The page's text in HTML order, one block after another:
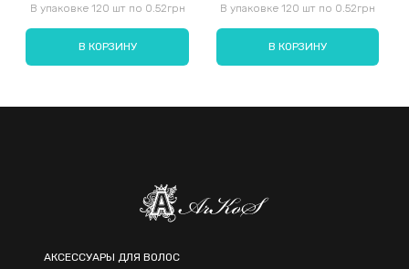
В упаковке 120 шт по 0.52грн
В КОРЗИНУ
В упаковке 120 шт по 0.52грн
В КОРЗИНУ
АКСЕССУАРЫ ДЛЯ ВОЛОС